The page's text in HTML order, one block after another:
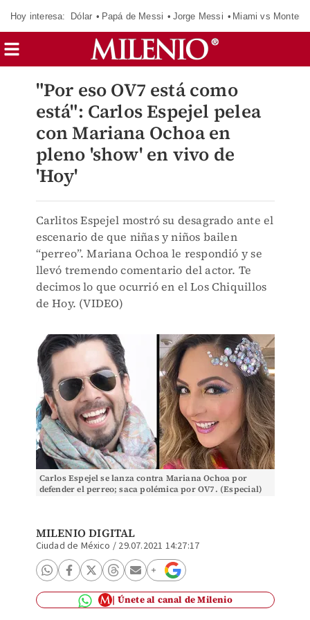
Hoy interesa: Dólar Papá de Messi Jorge Messi Miami vs
"Por eso OV7 está como
está": Carlos Espejel pelea
con Mariana Ochoa en
pleno 'show' en vivo de
'Hoy'
Carlitos Espejel mostró su desagrado ante el
escenario de que niñas y niños bailen
“perreo”. Mariana Ochoa le respondió y se
llevó tremendo comentario del actor. Te
decimos lo que ocurrió en el Los Chiquillos
de Hoy. (VIDEO)
Carlos Espejel se lanza contra Mariana Ochoa por
defender el perreo; saca polémica por OV7. (Especial)
MILENIO DIGITAL
Ciudad de México / 29.07.2021 14:27:17
Únete al canal de Milenio